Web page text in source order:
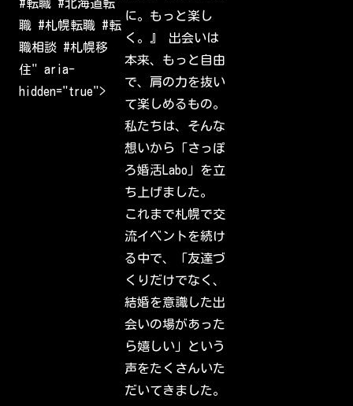
a
W
l
o
b
a
c
k
t
o
I
n
t
a
g
r
a
.
S
i
n
i
n
o
c
h
#転職 #北海道転
職 #札幌転職 #転
職相談 #札幌移
住" aria-
hidden="true">
に。もっと楽し
く。』 出会いは
本来、もっと自由
で、肩の力を抜い
て楽しめるもの。
私たちは、そんな
想いから「さっぽ
ろ婚活Labo」を立
ち上げました。
これまで札幌で交
流イベントを続け
る中で、「友達づ
くりだけでなく、
結婚を意識した出
会いの場があった
ら嬉しい」という
声をたくさんいた
だいてきました。